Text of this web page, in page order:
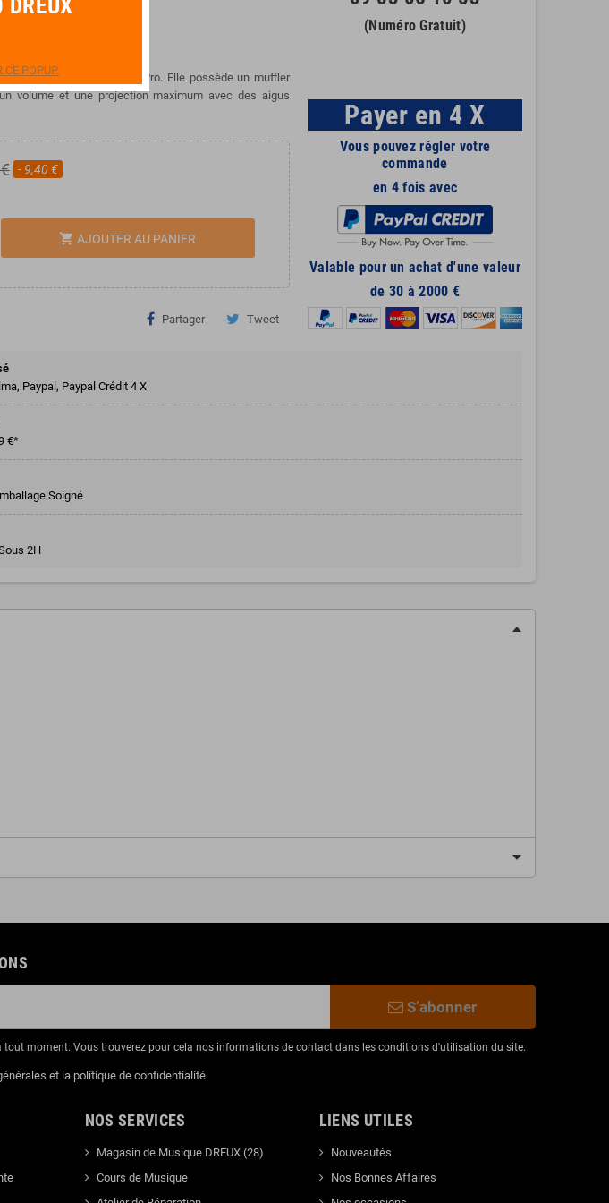
peau Powerstroke Pro. Elle possède un muffler
volume et une projection maximum avec des aigus
- 9,40 €
shopping_cart AJOUTER AU PANIER
Partager Tweet
(Numéro Gratuit)
Payer en 4 X
Vous pouvez régler votre
commande
en 4 fois avec
Valable pour un achat d'une valeur
de 30 à 2000 €
Paypal, Paypal Crédit 4 X
€*
Soigné
2H
S’abonner
tout moment. Vous trouverez pour cela nos informations de contact dans les conditions d'utilisation du site.
et la politique de confidentialité
NOS SERVICES
Magasin de Musique DREUX (28)
Cours de Musique
LIENS UTILES
Nouveautés
Nos Bonnes Affaires
POPUP.